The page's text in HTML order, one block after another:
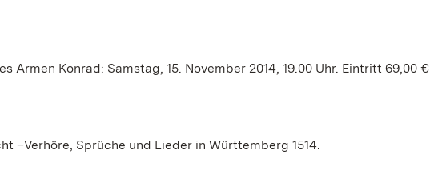
Armen Konrad: Samstag, 15. November 2014, 19.00 Uhr. Eintritt 69,00 €
–Verhöre, Sprüche und Lieder in Württemberg 1514.